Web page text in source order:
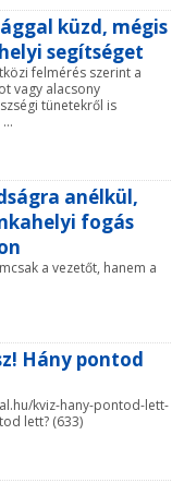
küzd, mégis
segítséget
felmérés szerint a
vagy alacsony
tünetekről is
anélkül,
fogás
a vezetőt, hanem a
Hány pontod
kviz-hany-pontod-lett-
lett? (633)